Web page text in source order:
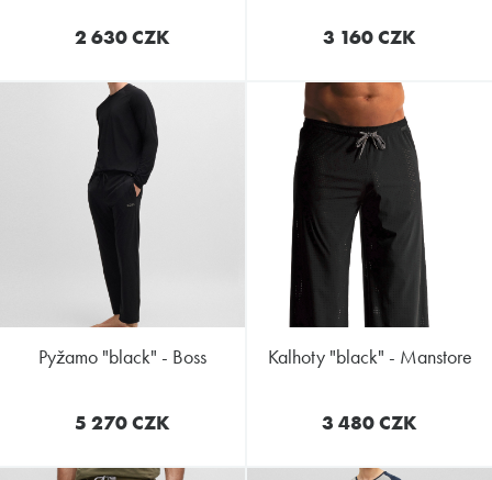
2 630 CZK 3 160 CZK
pyžamo "black" - Boss
5 270 CZK
kalhoty "black" - Manstore
3 480 CZK